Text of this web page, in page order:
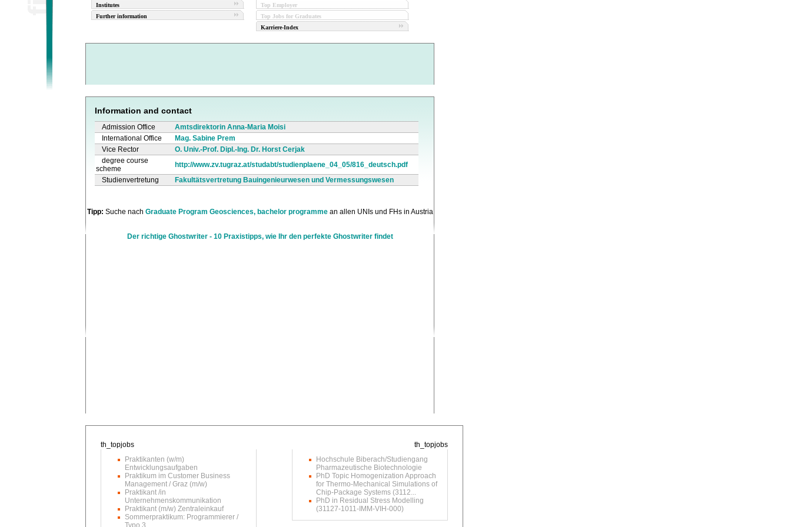
Institutes
Further information
Top Employer
Top Jobs for Graduates
Karriere-Index
Information and contact
Admission Office
Amtsdirektorin Anna-Maria Moisi
International Office
Mag. Sabine Prem
Vice Rector
O. Univ.-Prof. Dipl.-Ing. Dr. Horst Cerjak
degree course
scheme
http://www.zv.tugraz.at/studabt/studienplaene_04_05/816_deutsch.pdf
Studienvertretung
Fakultätsvertretung Bauingenieurwesen und Vermessungswesen
Tipp: Suche nach Graduate Program Geosciences, bachelor programmean allen UNIs und FHs in Austria
Der richtige Ghostwriter - 10 Praxistipps, wie Ihr den perfekte Ghostwriter findet
Praktikanten (w/m)
Entwicklungsaufgaben
Praktikum im Customer Business
Management / Graz (m/w)
Praktikant /in
Unternehmenskommunikation
Praktikant (m/w) Zentraleinkauf
Sommerpraktikum: Programmierer /
Typo 3
Hochschule Biberach/Studiengang
Pharmazeutische Biotechnologie
PhD Topic Homogenization Approach
for Thermo-Mechanical Simulations of
Chip-Package Systems (3112...
PhD in Residual Stress Modelling
(31127-1011-IMM-VIH-000)